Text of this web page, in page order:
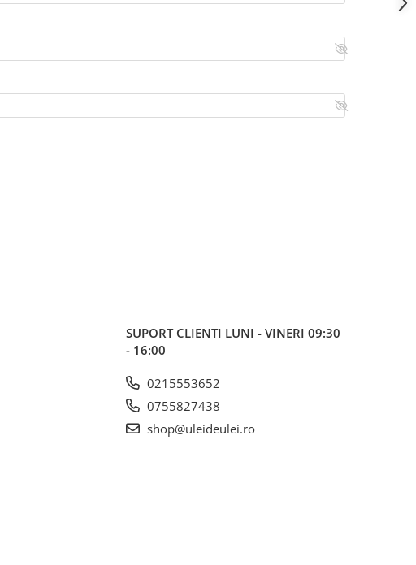
SUPORT CLIENTI LUNI - VINERI 09:30
- 16:00
0215553652
0755827438
shop@uleideulei.ro